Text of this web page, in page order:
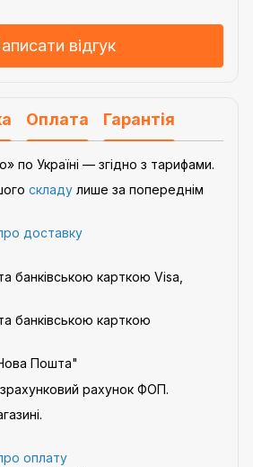
відгук
Оплата Гарантія
по Україні — згідно з тарифами.
складу лише за попереднім
доставку
банківською карткою Visa,
банківською карткою
Пошта"
рахунок ФОП.
оплату